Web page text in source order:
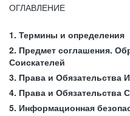
ОГЛАВЛЕНИЕ
1. Термины и определения
2. Предмет соглашения.
Соискателей
3. Права и Обязательства
4. Права и Обязательства
5. Информационная